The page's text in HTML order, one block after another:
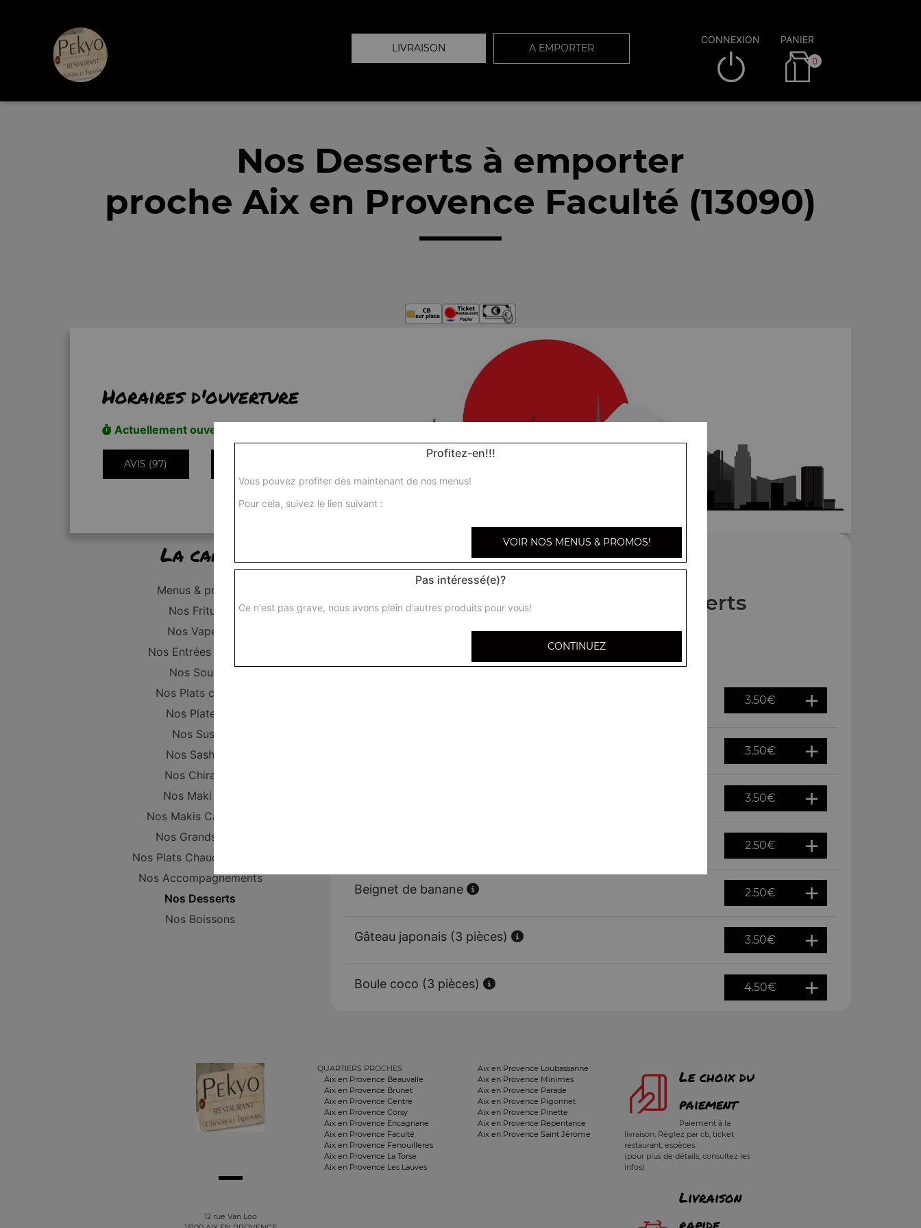
LIVRAISON A EMPORTER
CONNEXION PANIER
0
Nos Desserts à emporter
proche Aix en Provence Faculté (13090)
Horaires d'ouverture
Actuellement ouvert
AVIS (97)
La carte
Menus & promos
Nos Fritures
Nos Vapeurs
Nos Entrées Froides
Nos Soupes
Nos Plats chinois
Nos Plateaux
Nos Sushis
Nos Sashimis
Nos Chirashis
Nos Maki Nori
Nos Makis California
Nos Grands Maki
Nos Plats Chaud Japonais
Nos Accompagnements
Nos Desserts
Nos Boissons
Nos Desserts
3.50€
3.50€
3.50€
2.50€
Beignet de banane 2.50€
Gâteau japonais (3 pièces) 3.50€
Boule coco (3 pièces) 4.50€
12 rue Van Loo
QUARTIERS PROCHES
Aix en Provence Beauvalle
Aix en Provence Brunet
Aix en Provence Centre
Aix en Provence Corsy
Aix en Provence Encagnane
Aix en Provence Faculté
Aix en Provence Fenouilleres
Aix en Provence La Torse
Aix en Provence Les Lauves
Aix en Provence Loubassanne
Aix en Provence Minimes
Aix en Provence Parade
Aix en Provence Pigonnet
Aix en Provence Pinette
Aix en Provence Repentance
Aix en Provence Saint Jérome
Le choix du
paiement
Paiement à la
livraison. Réglez par cb, ticket
restaurant, espèces.
(pour plus de détails, consultez les
infos)
Livraison
Profitez-en!!!
Vous pouvez profiter dès maintenant de nos menus!
Pour cela, suivez le lien suivant :
VOIR NOS MENUS & PROMOS!
Pas intéressé(e)?
Ce n'est pas grave, nous avons plein d'autres produits pour vous!
CONTINUEZ